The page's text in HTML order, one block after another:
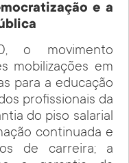
e a
o movimento
mobilizações em
para a educação
profissionais da
do piso salarial
continuada e
de carreira; a